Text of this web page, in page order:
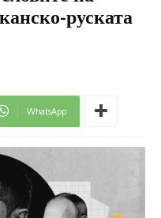
руската
WhatsApp